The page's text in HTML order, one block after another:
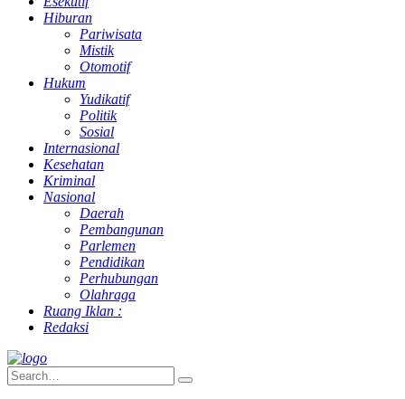
Hiburan
Pariwisata
Mistik
Otomotif
Hukum
Yudikatif
Politik
Sosial
Internasional
Kesehatan
Kriminal
Nasional
Daerah
Pembangunan
Parlemen
Pendidikan
Perhubungan
Olahraga
Ruang Iklan :
Redaksi